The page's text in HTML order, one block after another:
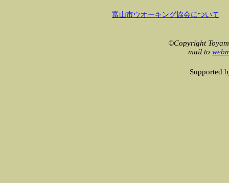
富山市ウオーキング協会について
©Copyright
mail to
Supported